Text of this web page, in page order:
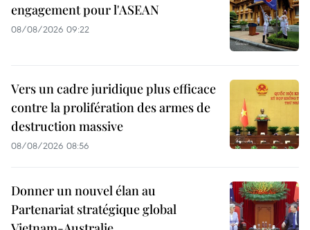
engagement pour l'ASEAN
08/08/2026 09:22
Vers un cadre juridique plus efficace
contre la prolifération des armes de
destruction massive
08/08/2026 08:56
Donner un nouvel élan au
Partenariat stratégique global